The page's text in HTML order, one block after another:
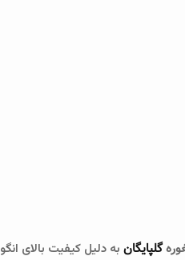
گلپایگان به دلیل کیفیت بالای